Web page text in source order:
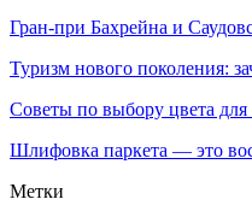
Гран-при Бахрейна и
Туризм нового поколения:
Советы по выбору цвета для
Шлифовка паркета — это
Метки